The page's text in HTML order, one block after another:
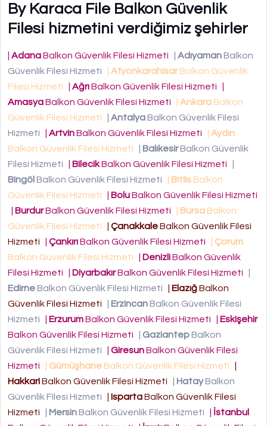
By Karaca File Balkon Güvenlik
Filesi hizmetini verdiğimiz şehirler
AdanaBalkon Güvenlik Filesi Hizmeti AdıyamanBalkon
Güvenlik Filesi Hizmeti
AfyonkarahisarBalkon Güvenlik
Filesi Hizmeti
AğrıBalkon Güvenlik Filesi Hizmeti
AmasyaBalkon Güvenlik Filesi Hizmeti Ankara Balkon
Güvenlik Filesi Hizmeti
AntalyaBalkon Güvenlik Filesi
Hizmeti
ArtvinBalkon Güvenlik Filesi Hizmeti
Aydın
Balkon Güvenlik Filesi Hizmeti
BalıkesirBalkon Güvenlik
Filesi Hizmeti
BilecikBalkon Güvenlik Filesi Hizmeti
Bingöl Balkon Güvenlik Filesi Hizmeti Bitlis Balkon
Güvenlik Filesi Hizmeti
BoluBalkon Güvenlik Filesi Hizmeti
BurdurBalkon Güvenlik Filesi Hizmeti Bursa Balkon
Güvenlik Filesi Hizmeti
ÇanakkaleBalkon Güvenlik Filesi
Hizmeti
ÇankırıBalkon Güvenlik Filesi Hizmeti
Çorum
Balkon Güvenlik Filesi Hizmeti
DenizliBalkon Güvenlik
Filesi Hizmeti
DiyarbakırBalkon Güvenlik Filesi Hizmeti
EdirneBalkon Güvenlik Filesi Hizmeti ElazığBalkon
Güvenlik Filesi Hizmeti
ErzincanBalkon Güvenlik Filesi
Hizmeti
ErzurumBalkon Güvenlik Filesi Hizmeti
Eskişehir
Balkon Güvenlik Filesi Hizmeti
GaziantepBalkon
Güvenlik Filesi Hizmeti
GiresunBalkon Güvenlik Filesi
Hizmeti
Gümüşhane Balkon Güvenlik Filesi Hizmeti
HakkariBalkon Güvenlik Filesi Hizmeti HatayBalkon
Güvenlik Filesi Hizmeti
IspartaBalkon Güvenlik Filesi
Hizmeti
MersinBalkon Güvenlik Filesi Hizmeti
İstanbul